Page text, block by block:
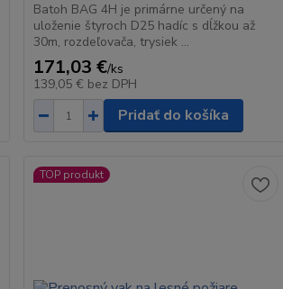
Batoh BAG 4H je primárne určený na
uloženie štyroch D25 hadíc s dĺžkou až
30m, rozdeľovača, trysiek ...
171,03 €/ks
139,05 € bez DPH
Pridať do košíka
TOP produkt